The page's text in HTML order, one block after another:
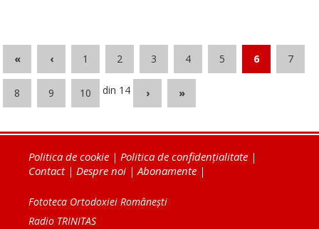
« ‹ 1 2 3 4 5 6 7
8 9 10 din 14 › »
Politica de cookie | Politica de confidențialitate |
Contact| Despre noi |Abonamente |
Fototeca Ortodoxiei Românești
Radio TRINITAS